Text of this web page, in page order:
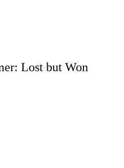
Lost but Won